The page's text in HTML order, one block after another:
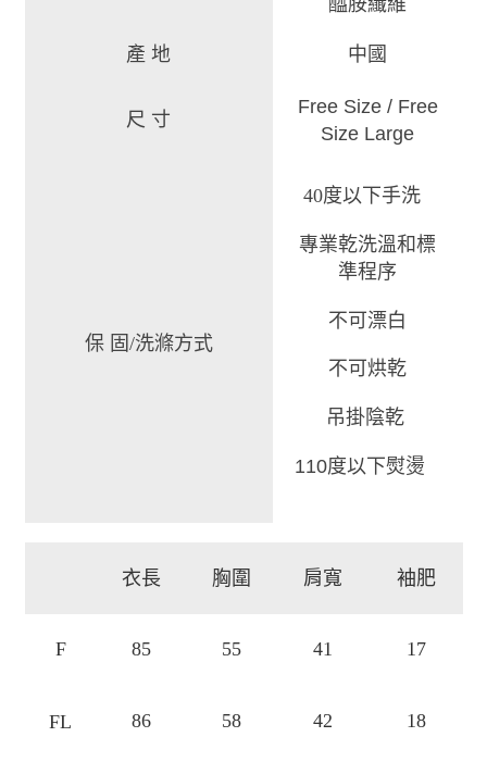
產 地 中國
尺 寸
Free Size / Free
Size Large
保 固/洗滌方式
40度以下手洗
專業乾洗溫和標
準程序
不可漂白
不可烘乾
吊掛陰乾
110度以下熨燙
衣長 胸圍 肩寬 袖肥
F 85 55 41 17
FL 86 58 42 18